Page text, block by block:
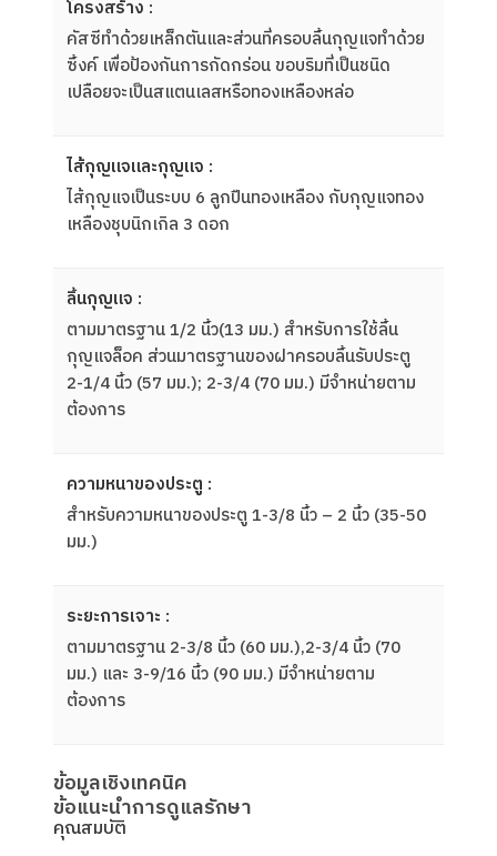
โครงสร้าง :
คัสซีทําด้วยเหล็กตันและส่วนที่ครอบลิ้นกุญแจทําด้วย
ซิ้งค์ เพื่อป้องกันการกัดกร่อน ขอบริมที่เป็นชนิด
เปลือยจะเป็นสแตนเลสหรือทองเหลืองหล่อ
ไส้กุญแจและกุญแจ :
ไส้กุญแจเป็นระบบ 6 ลูกปืนทองเหลือง กับกุญแจทอง
เหลืองชุบนิกเกิล 3 ดอก
ลิ้นกุญแจ :
ตามมาตรฐาน 1/2 นิ้ว(13 มม.) สําหรับการใช้ลิ้น
กุญแจล็อค ส่วนมาตรฐานของฝาครอบลิ้นรับประตู
2-1/4 นิ้ว (57 มม.); 2-3/4 (70 มม.) มีจําหน่ายตาม
ต้องการ
ความหนาของประตู :
สําหรับความหนาของประตู 1-3/8 นิ้ว – 2 นิ้ว (35-50
มม.)
ระยะการเจาะ :
ตามมาตรฐาน 2-3/8 นิ้ว (60 มม.),2-3/4 นิ้ว (70
มม.) และ 3-9/16 นิ้ว (90 มม.) มีจําหน่ายตาม
ต้องการ
ข้อมูลเชิงเทคนิค
ข้อแนะนำการดูแลรักษา
คุณสมบัติ